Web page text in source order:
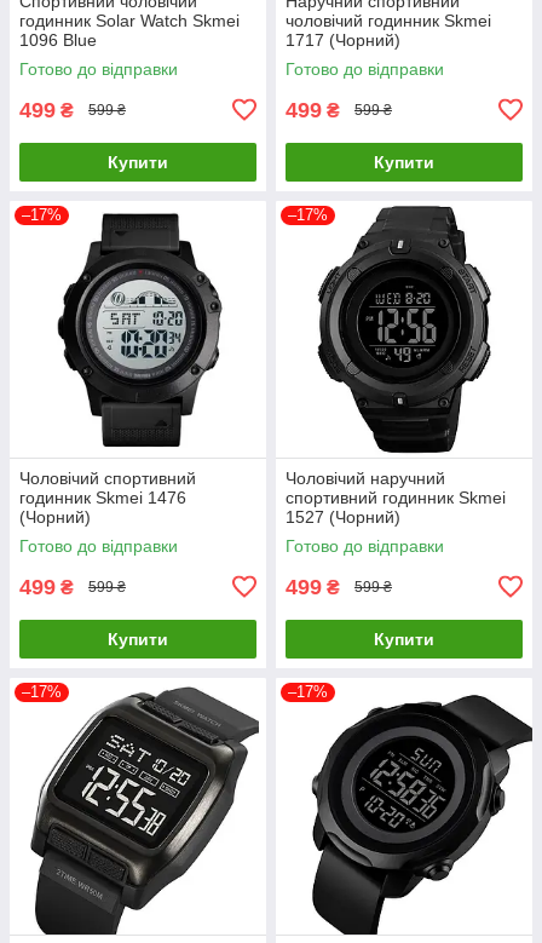
годинник Solar Watch Skmei
1096 Blue
Готово до відправки
499 ₴ 599 ₴
Купити
чоловічий годинник Skmei
1717 (Чорний)
Готово до відправки
499 ₴ 599 ₴
Купити
–17%
Чоловічий спортивний
годинник Skmei 1476
(Чорний)
Готово до відправки
499 ₴ 599 ₴
Купити
–17%
Чоловічий наручний
спортивний годинник Skmei
1527 (Чорний)
Готово до відправки
499 ₴ 599 ₴
Купити
–17% –17%